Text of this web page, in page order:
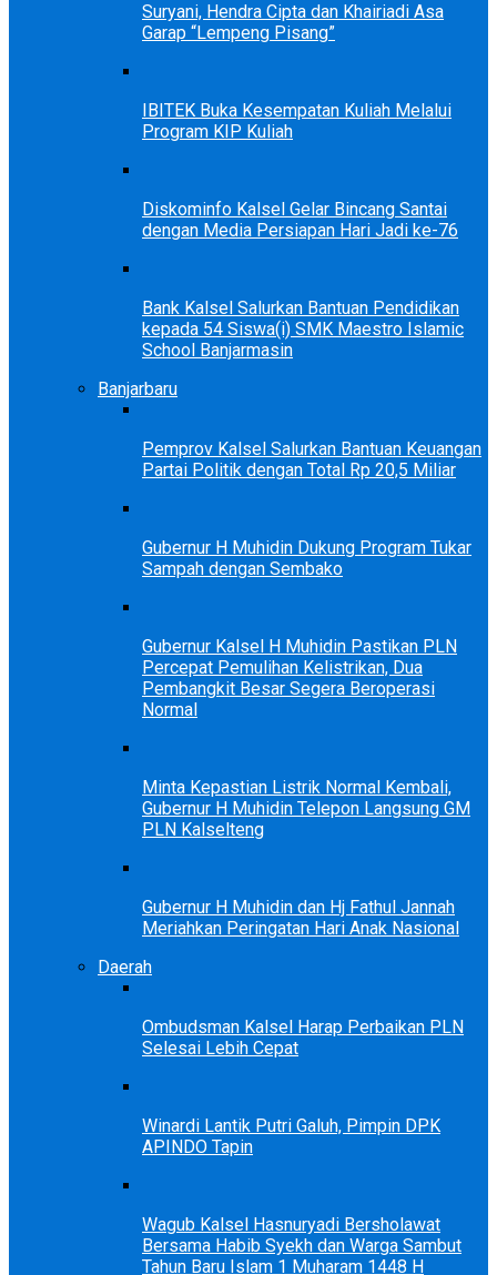
Suryani, Hendra Cipta dan Khairiadi Asa
Garap “Lempeng Pisang”
IBITEK Buka Kesempatan Kuliah Melalui
Program KIP Kuliah
Diskominfo Kalsel Gelar Bincang Santai
dengan Media Persiapan Hari Jadi ke-76
Bank Kalsel Salurkan Bantuan Pendidikan
kepada 54 Siswa(i) SMK Maestro Islamic
School Banjarmasin
Banjarbaru
Pemprov Kalsel Salurkan Bantuan Keuangan
Partai Politik dengan Total Rp 20,5 Miliar
Gubernur H Muhidin Dukung Program Tukar
Sampah dengan Sembako
Gubernur Kalsel H Muhidin Pastikan PLN
Percepat Pemulihan Kelistrikan, Dua
Pembangkit Besar Segera Beroperasi
Normal
Minta Kepastian Listrik Normal Kembali,
Gubernur H Muhidin Telepon Langsung GM
PLN Kalselteng
Gubernur H Muhidin dan Hj Fathul Jannah
Meriahkan Peringatan Hari Anak Nasional
Daerah
Ombudsman Kalsel Harap Perbaikan PLN
Selesai Lebih Cepat
Winardi Lantik Putri Galuh, Pimpin DPK
APINDO Tapin
Wagub Kalsel Hasnuryadi Bersholawat
Bersama Habib Syekh dan Warga Sambut
Tahun Baru Islam 1 Muharam 1448 H